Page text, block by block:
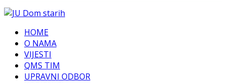
HOME
O NAMA
VIJESTI
QMS TIM
UPRAVNI ODBOR